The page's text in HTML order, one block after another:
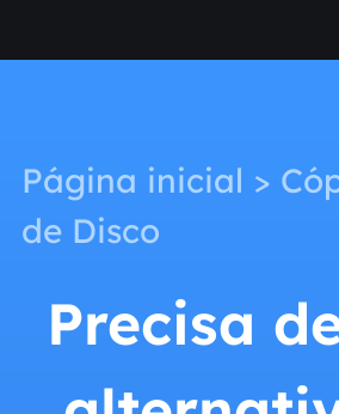
Página inicial >
de Disco
Precisa